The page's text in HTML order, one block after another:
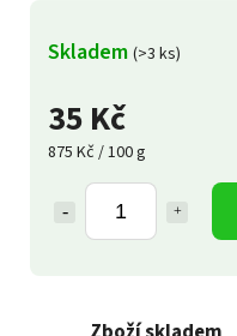
35 Kč
875 Kč / 100 g
Skladem (>3 ks)